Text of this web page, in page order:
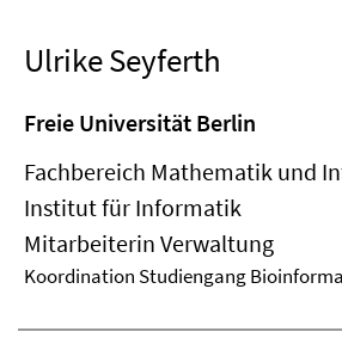
Ulrike Seyferth
Freie Universität Berlin
Fachbereich Mathematik und
Institut für Informatik
Mitarbeiterin Verwaltung
Koordination Studiengang